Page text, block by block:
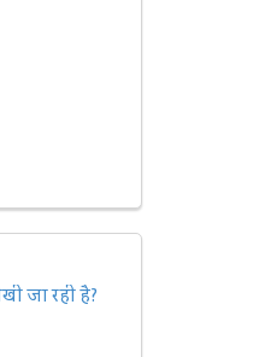
जा रही है?